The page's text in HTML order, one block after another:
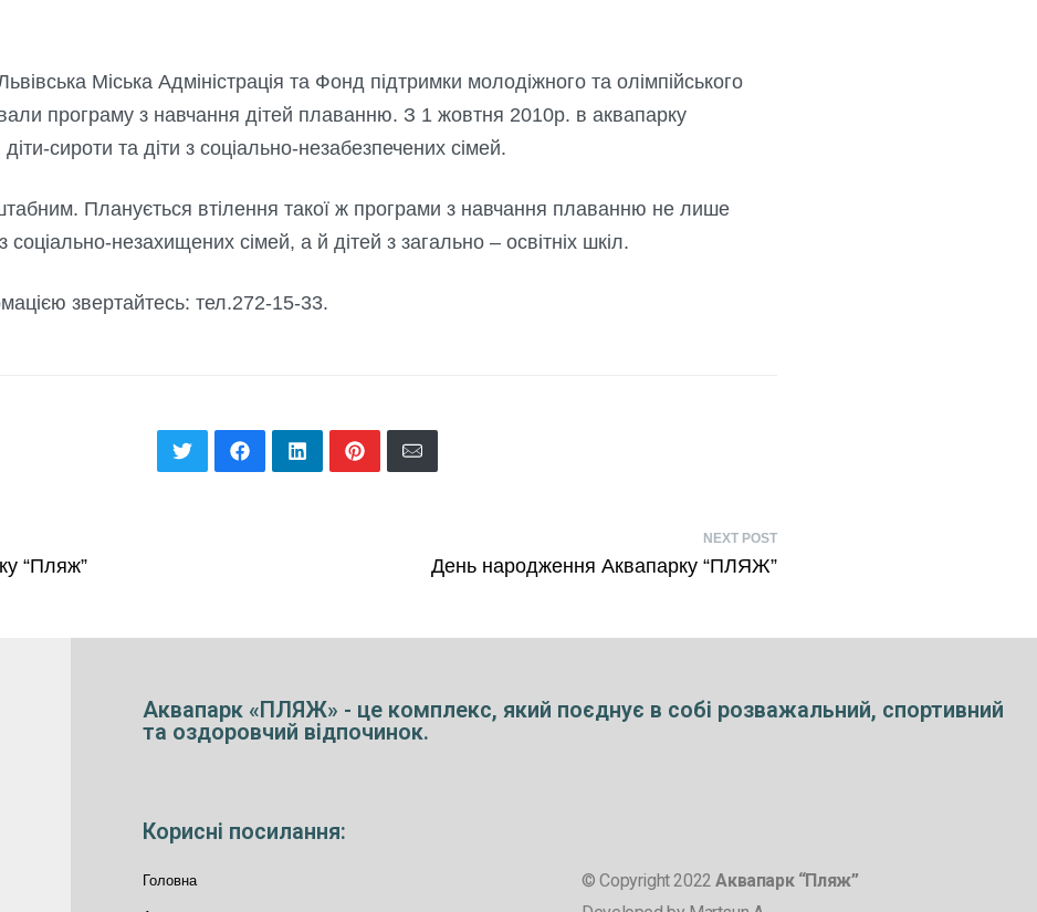
Міська Адміністрація та Фонд підтримки молодіжного та олімпійського
програму з навчання дітей плаванню. З 1 жовтня 2010р. в аквапарку
сироти та діти з соціально-незабезпечених сімей.
Планується втілення такої ж програми з навчання плаванню не лише
соціально-незахищених сімей, а й дітей з загально – освітніх шкіл.
звертайтесь: тел.272-15-33.
“Пляж”
NEXT POST
День народження Аквапарку “ПЛЯЖ”
Аквапарк «ПЛЯЖ» - це комплекс, який поєднує в собі розважальний, спортивний
та оздоровчий відпочинок.
Корисні посилання:
Головна © Copyright 2022Аквапарк “Пляж”